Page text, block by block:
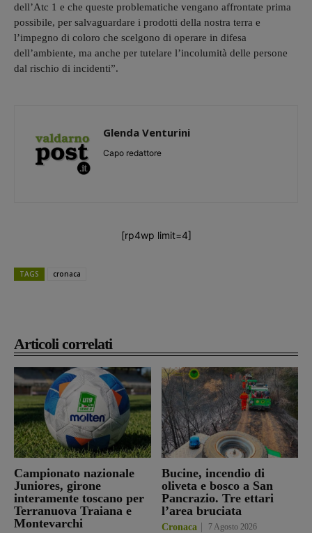
Articoli correlati
Campionato nazionale
Juniores, girone
interamente toscano per
Terranuova Traiana e
Montevarchi
Bucine, incendio di
oliveta e bosco a San
Pancrazio. Tre ettari
l’area bruciata
Cronaca 7 Agosto 2026
dell’Atc 1 e che queste problematiche vengano affrontate prima
possibile, per salvaguardare i prodotti della nostra terra e
l’impegno di coloro che scelgono di operare in difesa
dell’ambiente, ma anche per tutelare l’incolumità delle persone
dal rischio di incidenti”.
Glenda Venturini
Capo redattore
[rp4wp limit=4]
TAGS cronaca